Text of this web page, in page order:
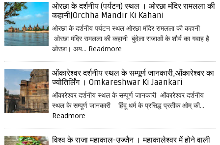
ओरछा के दर्शनीय (पर्यटन) स्थल । ओरछा मंदिर रामलला की
कहानी|Orchha Mandir Ki Kahani
ओरछा के दर्शनीय पर्यटन स्थल ओरछा मंदिर रामलला की कहानी
ओरछा मंदिर रामलला की कहानी बुंदेला राजाओं के शौर्य का गवाह है
ओरछा। अय... Readmore
ओंकारेश्वर दर्शनीय स्थल के सम्पूर्ण जानकारी,ओंकारेश्वर का
ज्योतिर्लिंग । Omkareshwar Ki Jaankari
ओंकारेश्वर दर्शनीय स्थल के सम्पूर्ण जानकारी ओंकारेश्वर दर्शनीय
स्थल के सम्पूर्ण जानकारी हिंदू धर्म के प्रसिद्ध प्रतीक ओम् की...
Readmore
विश्व के राजा महाकाल-उज्जैन । महाकालेश्वर में होने वाली